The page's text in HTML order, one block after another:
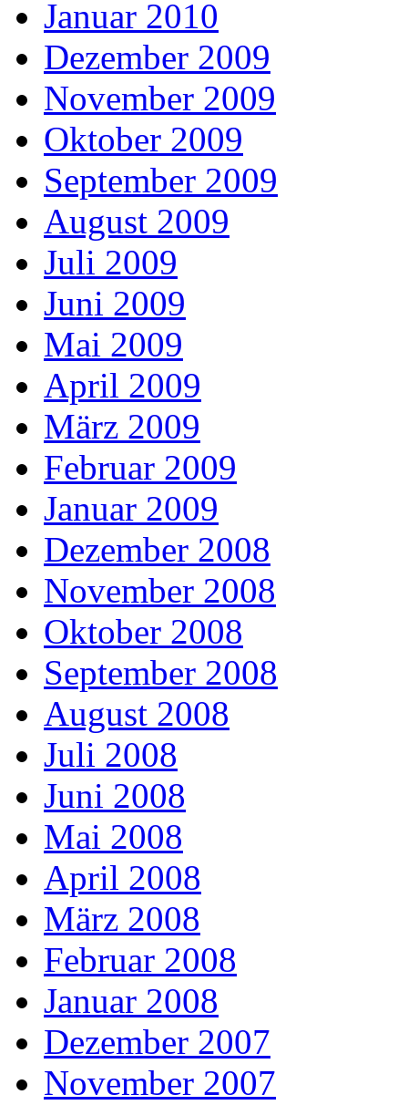
Januar 2010
Dezember 2009
November 2009
Oktober 2009
September 2009
August 2009
Juli 2009
Juni 2009
Mai 2009
April 2009
März 2009
Februar 2009
Januar 2009
Dezember 2008
November 2008
Oktober 2008
September 2008
August 2008
Juli 2008
Juni 2008
Mai 2008
April 2008
März 2008
Februar 2008
Januar 2008
Dezember 2007
November 2007